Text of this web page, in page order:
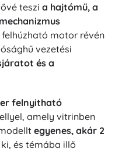
teszi a hajtómű, a
motor révén
vezetési
és a
felnyitható
amely vitrinben
egyenes, akár 2
és témába illő